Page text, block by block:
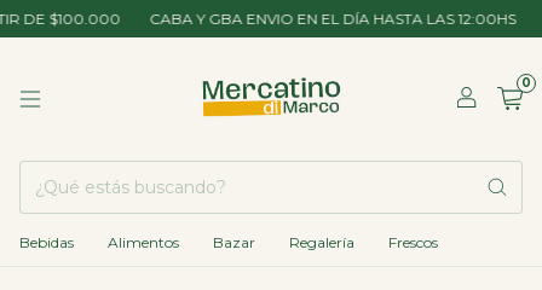
DE $100.000 CABA Y GBA ENVIO EN EL DÍA HASTA LAS 12:00HS
0
Bebidas Alimentos Bazar Regalería Frescos